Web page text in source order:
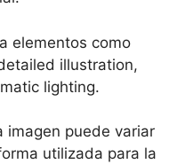
elementos como
illustration,
lighting.
imagen puede variar
utilizada para la